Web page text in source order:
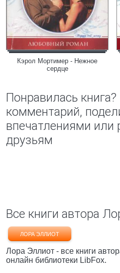
Кэрол Мортимер - Нежное
сердце
Понравилась
комментарий,
впечатлениями или
друзьям
Все книги автора
ЛОРА ЭЛЛИОТ
Лора Эллиот - все книги
онлайн библиотеки LibFox.